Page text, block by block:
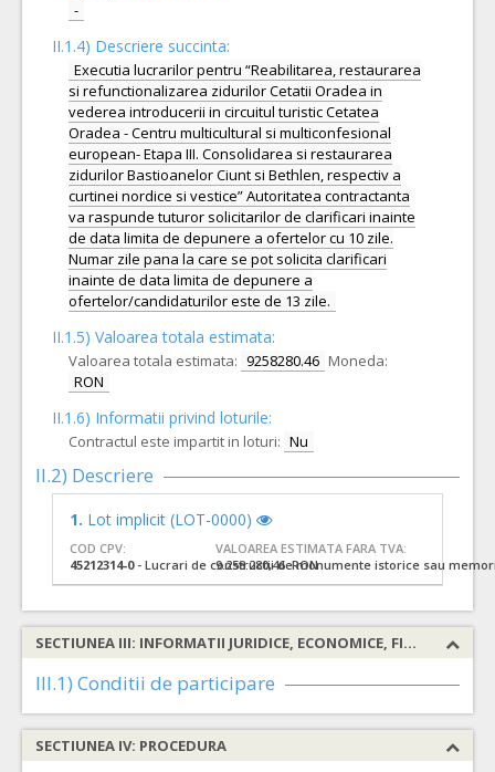
-
II.1.4) Descriere succinta:
Executia lucrarilor pentru “Reabilitarea, restaurarea
si refunctionalizarea zidurilor Cetatii Oradea in
vederea introducerii in circuitul turistic Cetatea
Oradea - Centru multicultural si multiconfesional
european- Etapa III. Consolidarea si restaurarea
zidurilor Bastioanelor Ciunt si Bethlen, respectiv a
curtinei nordice si vestice” Autoritatea contractanta
va raspunde tuturor solicitarilor de clarificari inainte
de data limita de depunere a ofertelor cu 10 zile.
Numar zile pana la care se pot solicita clarificari
inainte de data limita de depunere a
ofertelor/candidaturilor este de 13 zile.
II.1.5) Valoarea totala estimata:
Valoarea totala estimata: 9258280.46 Moneda:
RON
II.1.6) Informatii privind loturile:
Contractul este impartit in loturi: Nu
II.2) Descriere
1. Lot implicit (LOT-0000)
COD CPV:
45212314-0- Lucrari de constructii de monumente istorice sau
VALOAREA ESTIMATA FARA TVA:
9.258.280,46 RON
SECTIUNEA III: INFORMATII JURIDICE, ECONOMICE, FINANCIARE SI TEHNICE
III.1) Conditii de participare
SECTIUNEA IV: PROCEDURA